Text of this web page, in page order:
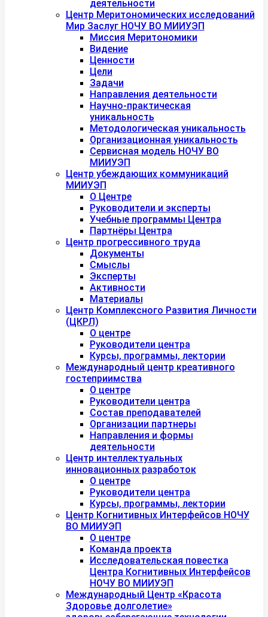
деятельности
Центр Меритономических исследований
Мир Заслуг НОЧУ ВО МИИУЭП
Миссия Меритономики
Видение
Ценности
Цели
Задачи
Направления деятельности
Научно-практическая
уникальность
Методологическая уникальность
Организационная уникальность
Сервисная модель НОЧУ ВО
МИИУЭП
Центр убеждающих коммуникаций
МИИУЭП
О Центре
Руководители и эксперты
Учебные программы Центра
Партнёры Центра
Центр прогрессивного труда
Документы
Смыслы
Эксперты
Активности
Материалы
Центр Комплексного Развития Личности
(ЦКРЛ)
О центре
Руководители центра
Курсы, программы, лектории
Международный центр креативного
гостеприимства
О центре
Руководители центра
Состав преподавателей
Организации партнеры
Направления и формы
деятельности
Центр интеллектуальных
инновационных разработок
О центре
Руководители центра
Курсы, программы, лектории
Центр Когнитивных Интерфейсов НОЧУ
ВО МИИУЭП
О центре
Команда проекта
Исследовательская повестка
Центра Когнитивных Интерфейсов
НОЧУ ВО МИИУЭП
Международный Центр «Красота
Здоровье долголетие»